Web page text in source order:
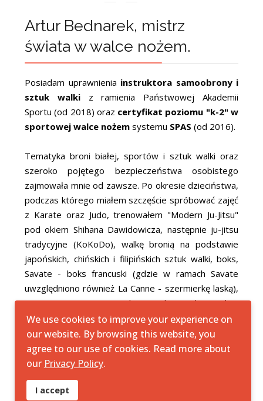
Artur Bednarek, mistrz
świata w walce nożem.
Posiadam uprawnienia instruktora samoobrony i
sztuk walkiz ramienia Państwowej Akademii
Sportu (od 2018) orazcertyfikat poziomu "k-2" w
sportowej walce nożem systemu SPAS (od 2016).
Tematyka broni białej, sportów i sztuk walki oraz
szeroko pojętego bezpieczeństwa osobistego
zajmowała mnie od zawsze. Po okresie dzieciństwa,
podczas którego miałem szczęście spróbować zajęć
z Karate oraz Judo, trenowałem "Modern Ju-Jitsu"
pod okiem Shihana Dawidowicza, następnie ju-jitsu
tradycyjne (KoKoDo), walkę bronią na podstawie
japońskich, chińskich i filipińskich sztuk walki, boks,
Savate - boks francuski (gdzie w ramach Savate
uwzględniono również La Canne - szermierkę laską),
sparingi na warszawskim Polu Mokotowskim
(początkowo vortal budo - "Pole mokotowskie
atrapy w dłoń", przekształcone obecnie w
Niedzielne Spotkania Sparingowe), SPAS i nóż
sportowy SPAS pod okiem trenera Romana
We use cookies to improve your experience on
our website. By browsing this website, you
agree to our use of cookies. Read more about
our Privacy Policy.
I accept